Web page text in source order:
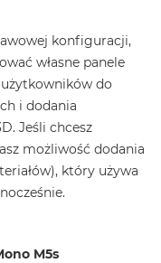
konfiguracji,
własne panele
użytkowników do
i dodania
Jeśli chcesz
możliwość dodania
który używa
M5s